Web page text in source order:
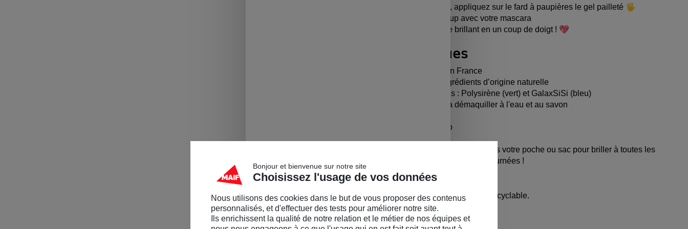
À l'aide de votre doigt, appliquez sur le fard à paupières le gel pailleté 🖐
Finalisez votre make-up avec votre mascara
Et voilà un maquillage brillant en un coup de doigt ! 💖
Caractéristiques
ðŸ‡«ðŸ‡· Fabriqué en France
Composé à 96% d’ingrédients d’origine naturelle
Disponible en 2 coloris : Polysirène (vert) et GalaxSiSi (bleu)
Facile à appliquer et à démaquiller à l'eau et au savon
ðŸ¥¥ Un parfum Coco
Facile à transporter, glissez-le dans votre poche ou sac pour briller à toutes les
occasions : festivals, soirées ou journées !
Contenance : 10ml.
Pot en verre et couvercle en plastique recyclable.
Vendu parMAIF Social Club (MAIF)
Bonjour et bienvenue sur notre site
Choisissez l'usage de vos données
Nous utilisons des cookies dans le but de vous proposer des contenus
personnalisés, et d'effectuer des tests pour améliorer notre site.
Ils enrichissent la qualité de notre relation et le métier de nos équipes et